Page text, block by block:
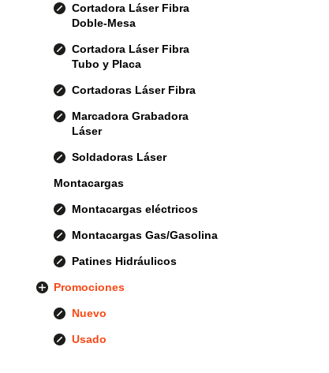
Cortadora Láser Fibra
Doble-Mesa
Cortadora Láser Fibra
Tubo y Placa
Cortadoras Láser Fibra
Marcadora Grabadora
Láser
Soldadoras Láser
Montacargas
Montacargas eléctricos
Montacargas Gas/Gasolina
Patines Hidráulicos
Promociones
Nuevo
Usado